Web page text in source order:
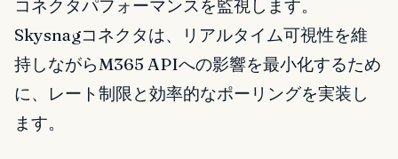
コネクタパフォーマンスを監視します。
Skysnagコネクタは、リアルタイム可視性を維
持しながらM365 APIへの影響を最小化するため
に、レート制限と効率的なポーリングを実装し
ます。